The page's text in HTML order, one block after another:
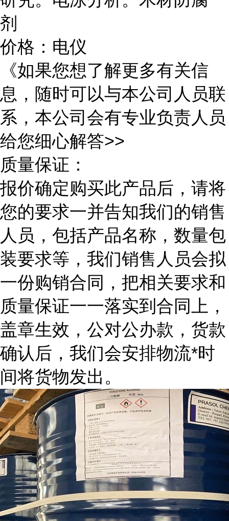
剂
价格：电仪
《如果您想了解更多有关信
息，随时可以与本公司人员联
系，本公司会有专业负责人员
给您细心解答>>
质量保证：
报价确定购买此产品后，请将
您的要求一并告知我们的销售
人员，包括产品名称，数量包
装要求等，我们销售人员会拟
一份购销合同，把相关要求和
质量保证一一落实到合同上，
盖章生效，公对公办款，货款
确认后，我们会安排物流*时
间将货物发出。